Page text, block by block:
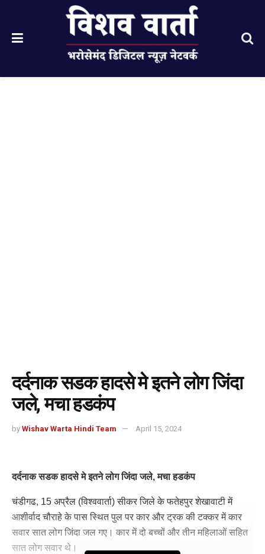
दर्दनाक सडक हादसे मे इतने लोग जिंदा
जले, मचा हडकंप
by Wishav Warta Hindi Team April 15, 2024
दर्दनाक सडक हादसे मे इतने लोग जिंदा जले, मचा हडकंप
चंडीगढ, 15 अप्रैल (विश्ववार्ता) सीकर जिले के फतेहपुर शेखावाटी में
आशीर्वाद चौराहे के पास स्थित पुल पर कार और ट्रक की टक्कर में कार
सवार सात लोग जिंदा जल गए। कार में दो बच्चों और तीन महिलाओं सहित
सात लोग सवार थे।